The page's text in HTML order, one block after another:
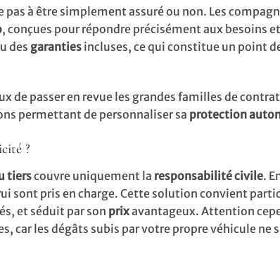
pas à être simplement assuré ou non. Les
, conçues pour répondre précisément aux besoins
des garanties incluses, ce qui constitue un point
de passer en revue les grandes familles de
permettant de personnaliser sa protection
?
tierscouvre uniquement la responsabilité civile.
sont pris en charge. Cette solution convient
et séduit par son prixavantageux. Attention
car les dégâts subis par votre propre véhicule ne